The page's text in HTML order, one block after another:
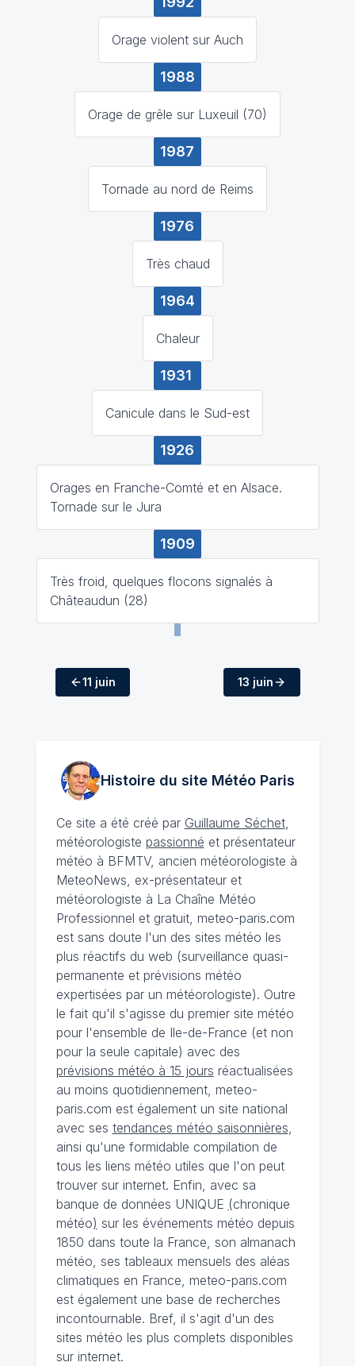
Orage violent sur Auch
1988
Orage de grêle sur Luxeuil (70)
1987
Tornade au nord de Reims
1976
Très chaud
1964
Chaleur
1931
Canicule dans le Sud-est
1926
Orages en Franche-Comté et en Alsace.
Tornade sur le Jura
1909
Très froid, quelques flocons signalés à
Châteaudun (28)
11 juin 13 juin
Histoire du site MétéoParis
Ce site a été créé par Guillaume Séchet,
météorologiste passionné et présentateur
météo à BFMTV, ancien météorologiste à
MeteoNews, ex-présentateur et
météorologiste à La Chaîne Météo
Professionnel et gratuit, meteo-paris.com
est sans doute l'un des sites météo les
plus réactifs du web (surveillance quasi-
permanente et prévisions météo
expertisées par un météorologiste). Outre
le fait qu'il s'agisse du premier site météo
pour l'ensemble de Ile-de-France (et non
pour la seule capitale) avec des
prévisions météo à 15 jours réactualisées
au moins quotidiennement, meteo-
paris.com est également un site national
avec ses tendances météo saisonnières
ainsi qu'une formidable compilation de
tous les liens météo utiles que l'on peut
trouver sur internet. Enfin, avec sa
banque de données UNIQUE (chronique
météo) sur les événements météo depuis
1850 dans toute la France, son almanach
météo, ses tableaux mensuels des aléas
climatiques en France, meteo-paris.com
est également une base de recherches
incontournable. Bref, il s'agit d'un des
sites météo les plus complets disponibles
sur internet.